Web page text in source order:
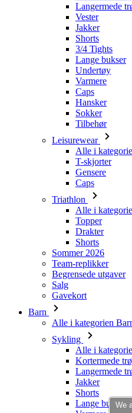
Lange bukser
Undertøy
Varmere
Caps
Hansker
Sokker
Tilbehør
Leisurewear
Alle i
T-skjorter
Gensere
Triathlon
Alle i
Topper
Drakter
Shorts
Sommer 2026
Team-replikker
Begrensede utgaver
Salg
Gavekort
Barn
Alle i kategorien Barn
Sykling
Alle i
Langermede
Jakker
Shorts
Lange bukser
Varmere
Hansker
Sommer 2026
Team-replikker
Spesielle utgaver
We